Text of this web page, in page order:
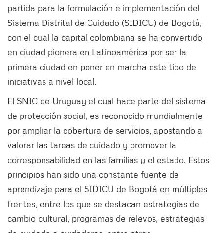
partida para la formulación e implementación del
Sistema Distrital de Cuidado (SIDICU) de Bogotá,
con el cual la capital colombiana se ha convertido
en ciudad pionera en Latinoamérica por ser la
primera ciudad en poner en marcha este tipo de
iniciativas a nivel local.
El SNIC de Uruguay el cual hace parte del sistema
de protección social, es reconocido mundialmente
por ampliar la cobertura de servicios, apostando a
valorar las tareas de cuidado y promover la
corresponsabilidad en las familias y el estado. Estos
principios han sido una constante fuente de
aprendizaje para el SIDICU de Bogotá en múltiples
frentes, entre los que se destacan estrategias de
cambio cultural, programas de relevos, estrategias